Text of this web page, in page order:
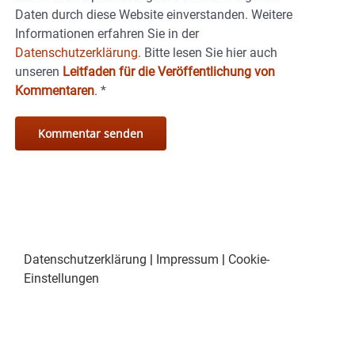
Daten durch diese Website einverstanden. Weitere
Informationen erfahren Sie in der
Datenschutzerklärung. Bitte lesen Sie hier auch
unseren Leitfaden für die Veröffentlichung von
Kommentaren. *
Datenschutzerklärung | Impressum | Cookie-
Einstellungen